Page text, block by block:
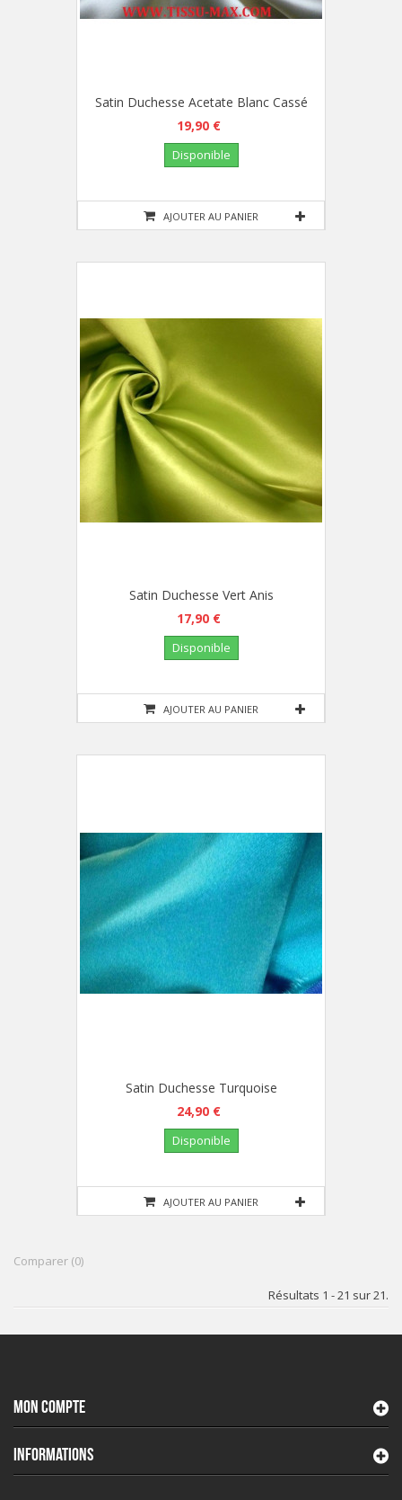
AJOUTER AU PANIER
Satin Duchesse Acetate Blanc Cassé
19,90 €
Disponible
AJOUTER AU PANIER
Satin Duchesse Vert Anis
17,90 €
Disponible
AJOUTER AU PANIER
Satin Duchesse Turquoise
24,90 €
Disponible
Comparer (0)
Résultats 1 - 21 sur 21.
MON COMPTE
INFORMATIONS